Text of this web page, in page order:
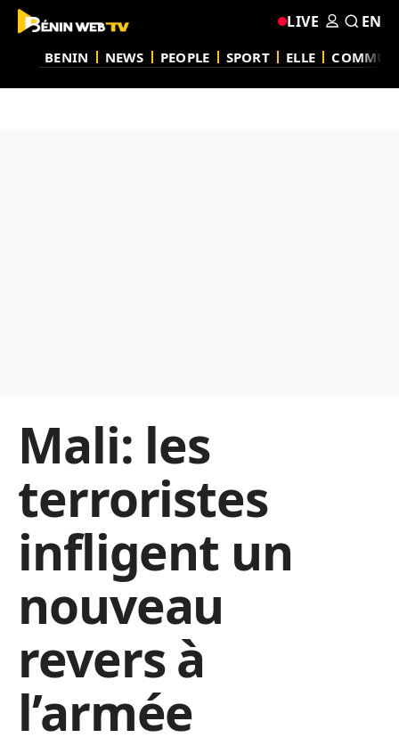
BENIN NEWS PEOPLE SPORT ELLE
LIVE EN
Mali: les
terroristes
infligent un
nouveau
revers à
l’armée